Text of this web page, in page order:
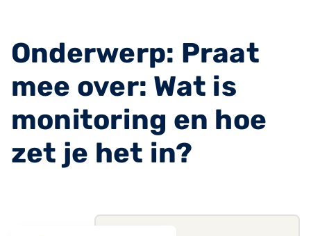
Onderwerp: Praat
mee over: Wat is
monitoring en hoe
zet je het in?